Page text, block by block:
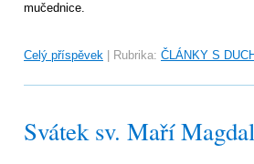
mučednice.
Celý příspěvek Rubrika: ČLÁNKY S
Svátek sv. Maří